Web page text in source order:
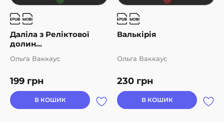
Даліла з Реліктової
долин...
199 грн
Ольга Ваккаус
В КОШИК
Валькірія
230 грн
Ольга Ваккаус
В КОШИК